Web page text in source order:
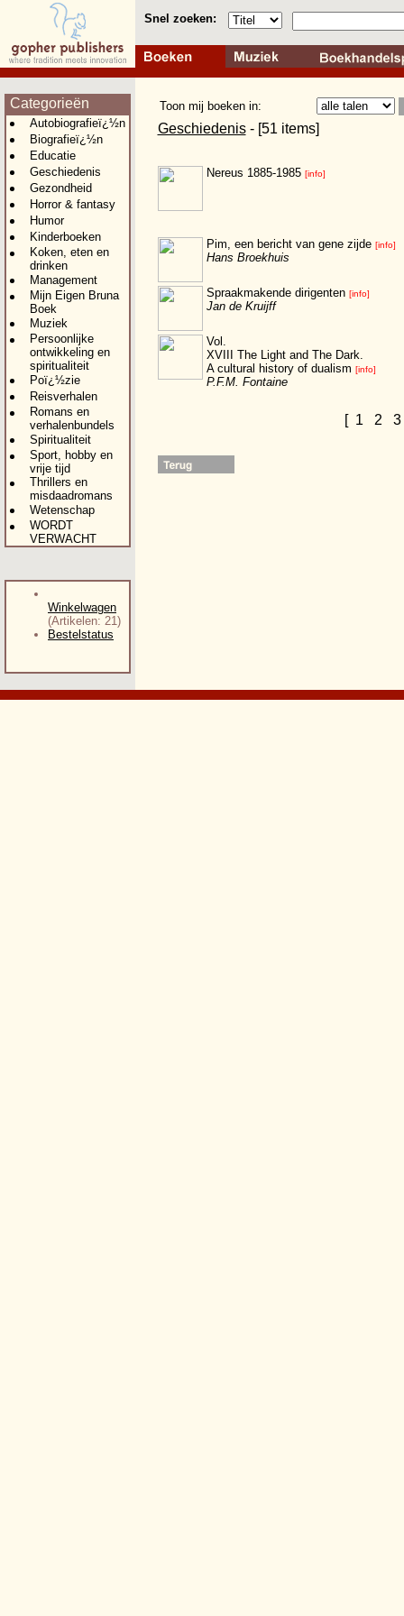
Snel zoeken:
Categorieën
Autobiografieï¿½n
Biografieï¿½n
Educatie
Geschiedenis
Gezondheid
Horror & fantasy
Humor
Kinderboeken
Koken, eten en
drinken
Management
Mijn Eigen Bruna
Boek
Muziek
Persoonlijke
ontwikkeling en
spiritualiteit
Poï¿½zie
Reisverhalen
Romans en
verhalenbundels
Spiritualiteit
Sport, hobby en
vrije tijd
Thrillers en
misdaadromans
Wetenschap
WORDT
VERWACHT
Winkelwagen
(Artikelen: 21)
Bestelstatus
Toon mij boeken in:
Geschiedenis- [51 items]
Nereus 1885-1985 [info]
Pim, een bericht van gene zijde [info]
Hans Broekhuis
Spraakmakende dirigenten [info]
Jan de Kruijff
Vol.
XVIII The Light and The Dark.
A cultural history of dualism [info]
P.F.M. Fontaine
[ 1 2